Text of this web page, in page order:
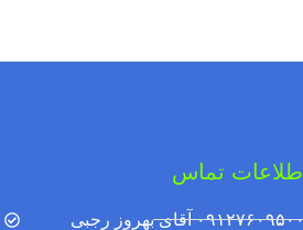
اطلاعات تماس